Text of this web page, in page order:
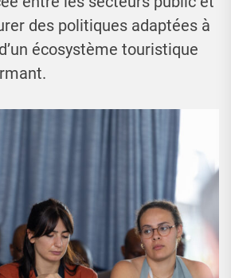
des politiques adaptées à
écosystème touristique